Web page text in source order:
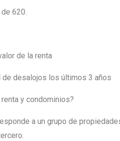
620.
de la renta
desalojos los últimos 3 años
y condominios?
a un grupo de